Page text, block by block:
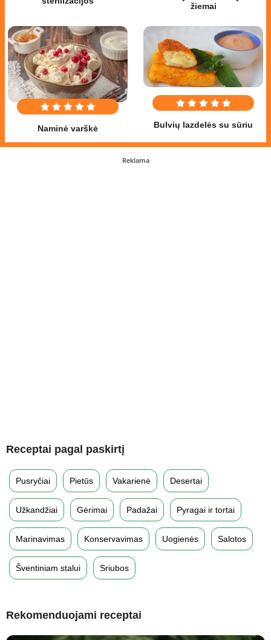
žiemai
Naminė varškė Bulvių lazdelės su sūriu
Reklama
Receptai pagal paskirtį
Pusryčiai Pietūs Vakarienė Desertai
Užkandžiai Gėrimai Padažai Pyragai ir tortai
Marinavimas Konservavimas Uogienės Salotos
Šventiniam stalui Sriubos
Rekomenduojami receptai